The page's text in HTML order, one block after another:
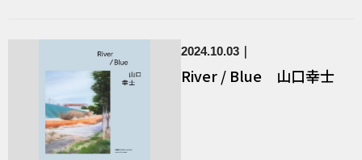
2024.10.03
River / Blue 山口幸士